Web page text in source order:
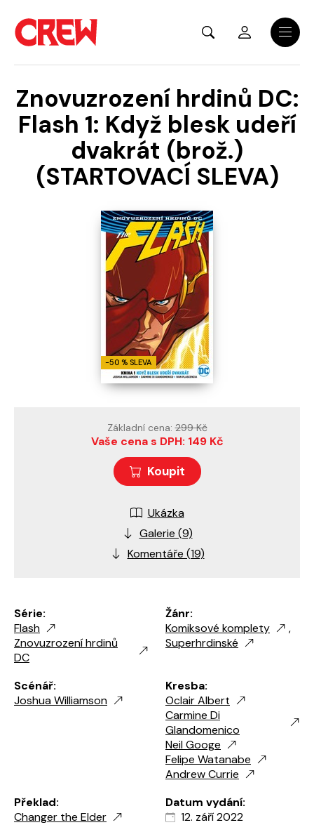
Menu
Znovuzrození hrdinů DC:
Flash 1: Když blesk udeří
dvakrát (brož.)
(STARTOVACÍ SLEVA)
-50 % SLEVA
Série:
Flash
Znovuzrození hrdinů
DC
Žánr:
Komiksové komplety
,
Superhrdinské
Scénář:
Joshua Williamson
Kresba:
Oclair Albert
Carmine Di
Glandomenico
Neil Googe
Felipe Watanabe
Andrew Currie
Překlad:
Changer the Elder
Datum vydání:
12. září 2022
Základní cena:299 Kč
Vaše cena s DPH: 149 Kč
Koupit
Ukázka
Galerie (9)
Komentáře (19)